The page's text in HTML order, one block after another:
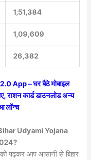
1,51,384
1,09,609
26,382
App – घर बैठे मोबाइल
राशन कार्ड डाउनलोड अन्य
लॉन्च
Udyami Yojana
पढ़कर आप आसानी से बिहार